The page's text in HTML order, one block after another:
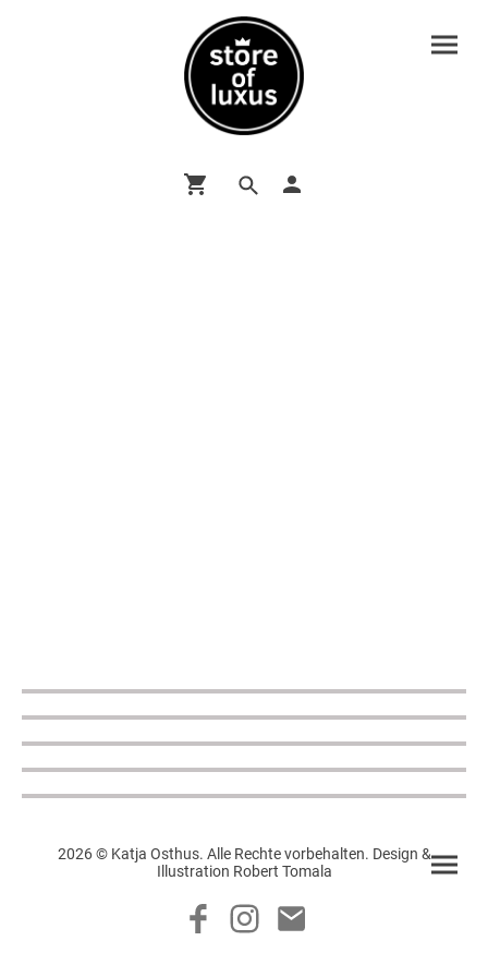
2026 © Katja Osthus. Alle Rechte vorbehalten. Design &
Illustration Robert Tomala